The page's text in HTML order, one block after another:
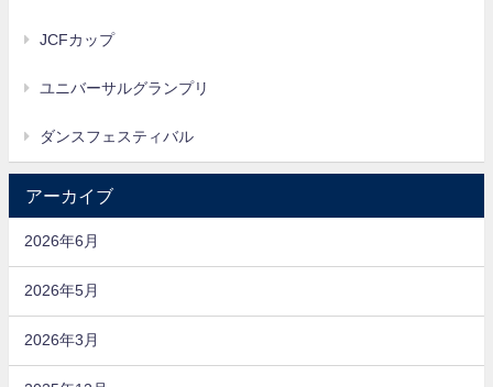
JCFカップ
ユニバーサルグランプリ
ダンスフェスティバル
アーカイブ
2026年6月
2026年5月
2026年3月